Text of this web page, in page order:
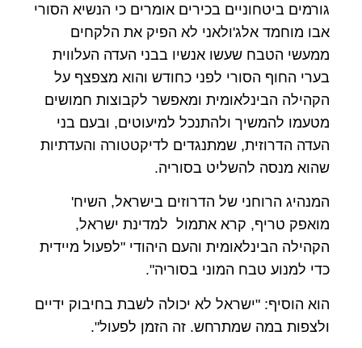
גורמים ביטחוניים בכירים אומרים כי הנשיא הסורי
אבו מוחמד אלג'ולאני לא הפיק את הלקחים
ממעשי הטבח שעשו אנשיו בבני העדה העלווית
בערי החוף הסורי לפני כחודש והוא מצפצף על
הקהילה הבינלאומית ומאפשר לקבוצות חמושים
מטעמו להמשיך ולהתנכל למיעוטים, ובעם בני
העדה הדרוזית, שמתנגדים לדיקטטורה והעדתיות
שהוא מנסה להשליט בסוריה.
המנהיג הרוחני של הדרוזים בישראל, השיח'
מואפק טריף, קרא אתמול למדינת ישראל,
הקהילה הבינלאומית והעם היהודי "לפעול מיידית
כדי למנוע טבח המוני בסוריה".
הוא הוסיף: "ישראל לא יכולה לשבת בחיבוק ידיים
ולצפות במה שמתרחש. זה הזמן לפעול".